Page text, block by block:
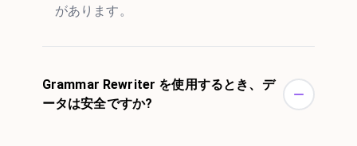
があります。
Grammar Rewriter を使用するとき、デ
ータは安全ですか?